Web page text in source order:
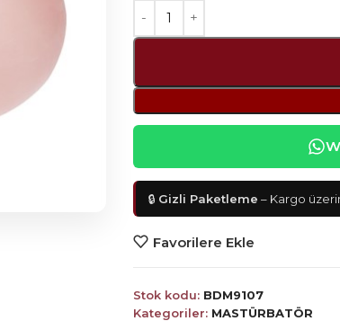
🔒 Gizli Paketleme – Kargo
Favorilere Ekle
Stok kodu: BDM9107
Kategoriler: MASTÜRBATÖR